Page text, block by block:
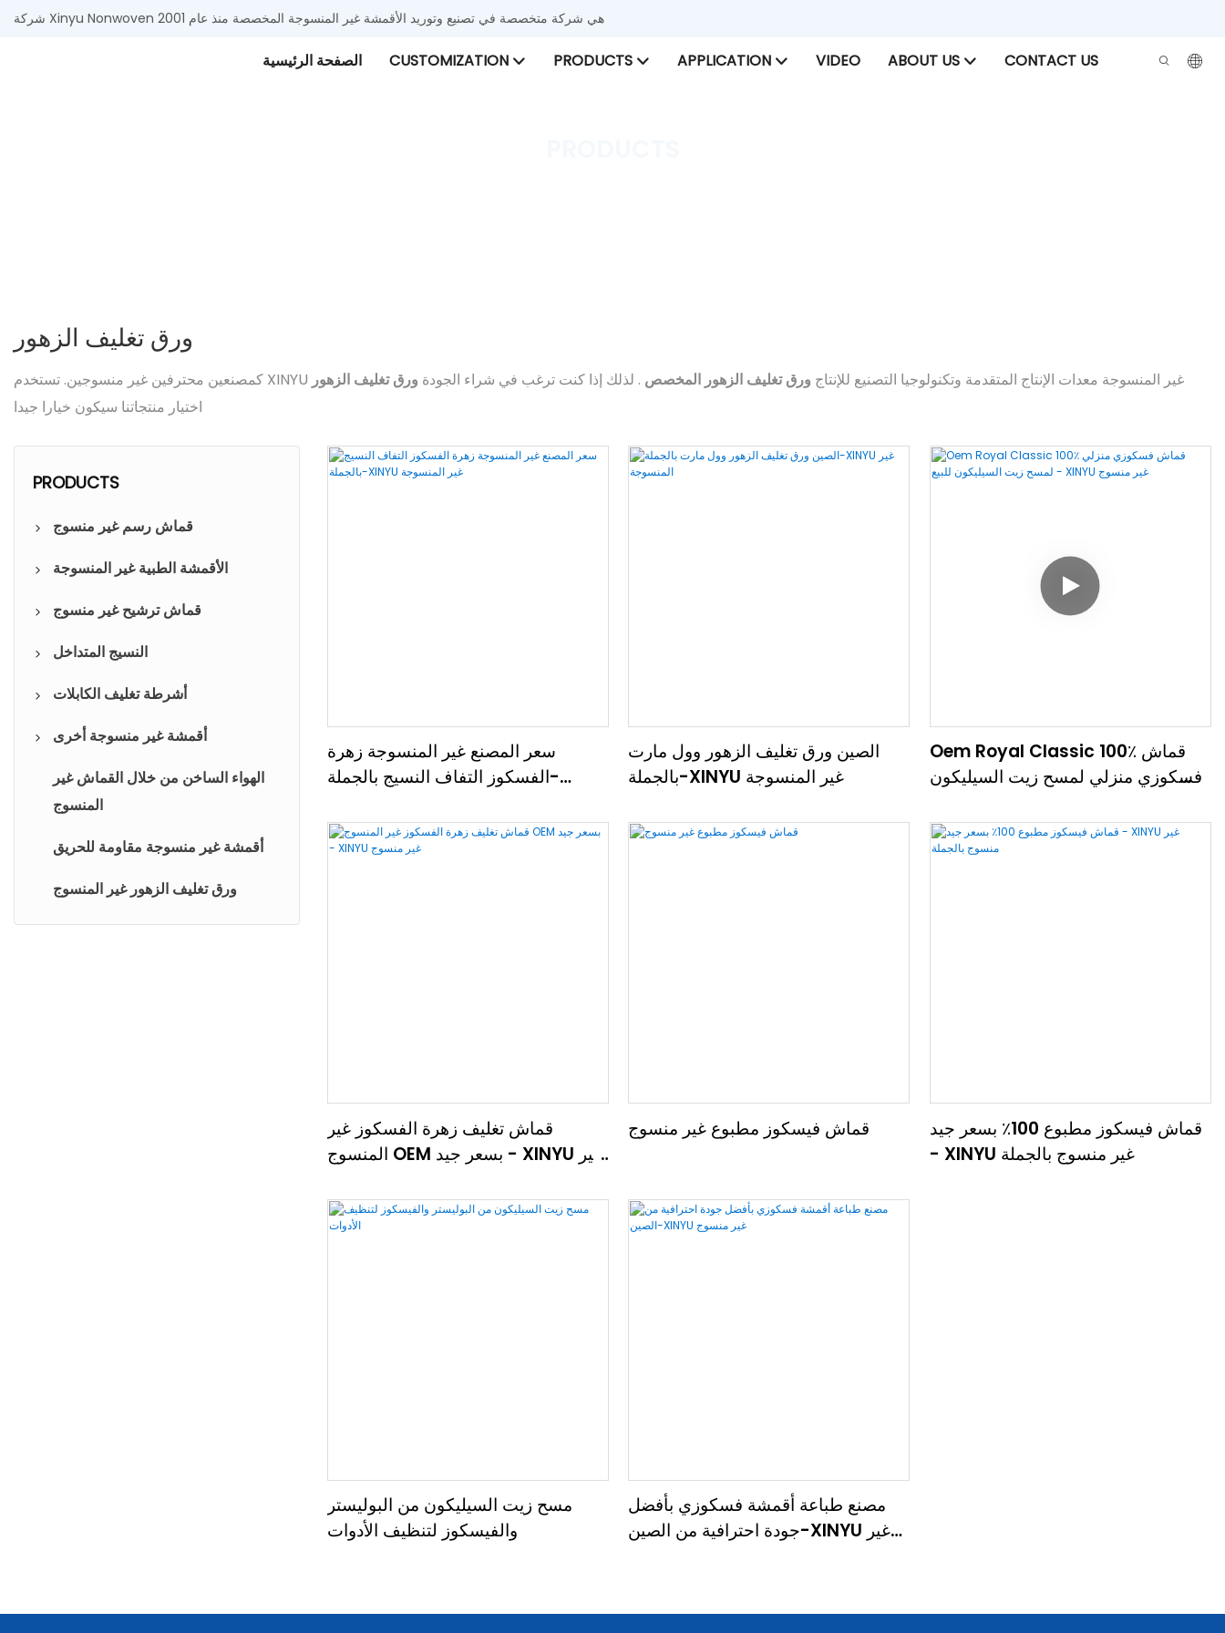
شركة Xinyu Nonwoven هي شركة متخصصة في تصنيع وتوريد الأقمشة غير المنسوجة المخصصة منذ عام 2001
الصفحة الرئيسية CUSTOMIZATION PRODUCTS APPLICATION VIDEO ABOUT US CONTACT US
ورق تغليف الزهور
كمصنعين محترفين غير منسوجين. تستخدم XINYU غير المنسوجة معدات الإنتاج المتقدمة وتكنولوجيا التصنيع للإنتاج ورق تغليف الزهور المخصص . لذلك إذا كنت ترغب في شراء الجودة ورق تغليف الزهور
اختيار منتجاتنا سيكون خيارا جيدا
PRODUCTS
قماش رسم غير منسوج
لون غير منسوج
الأقمشة الطبية غير المنسوجة
مغلفة أقمشة غير منسوجة
غطاء غير منسوج يمكن التخلص منه
تمزيق الشريط الطبي
طبية وصحية غير المنسوجة
قماش ترشيح غير منسوج
نسيج فلتر الهواء
ورق فلتر الزيت
ورق تصفية المياه
مرشح الهواء غير المنسوجة مع
مقاوم للماء
النسيج المتداخل
الربط منصهر
التطريز ورقة الدعم
الربط غير المنسوجة
أشرطة تغليف الكابلات
شريط حجب الماء
شريط اشي التقويم
أقمشة غير منسوجة أخرى
مناديل التنظيف غير المنسوجة
ستارة النافذة
كتابة المياه غير المنسوجة
أوراق نهاية بيرم
الهواء الساخن من خلال القماش غير
المنسوج
أقمشة غير منسوجة مقاومة للحريق
ورق تغليف الزهور غير المنسوج
سعر المصنع غير المنسوجة زهرة
الفسكوز التفاف النسيج بالجملة-
الصين ورق تغليف الزهور وول مارت
بالجملة-XINYU غير المنسوجة
Oem Royal Classic 100٪ قماش
فسكوزي منزلي لمسح زيت السيليكون
قماش تغليف زهرة الفسكوز غير
المنسوج OEM بسعر جيد - XINYU غير
قماش فيسكوز مطبوع غير منسوج
قماش فيسكوز مطبوع 100٪ بسعر جيد
- XINYU غير منسوج بالجملة
مسح زيت السيليكون من البوليستر
والفيسكوز لتنظيف الأدوات
مصنع طباعة أقمشة فسكوزي بأفضل
جودة احترافية من الصين-XINYU غير